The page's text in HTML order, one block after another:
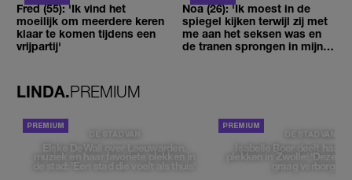
Fred (55): 'Ik vind het
moeilijk om meerdere keren
klaar te komen tijdens een
vrijpartij'
Noa (26): 'Ik moest in de
spiegel kijken terwijl zij met
me aan het seksen was en
de tranen sprongen in mijn
LINDA.PREMIUM
DE STAD VAN
Elske DeWall over Leeuwarden,
muziek en haar favoriete plekken in
de stad: 'Een stad die voelt als thuis'
DE STAD VAN
Isabelle Boer deelt haar
plekken in Zwolle: 'Deze
graag verborgen'